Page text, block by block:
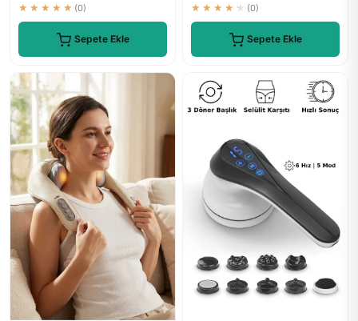
★★★★★ (0)
Sepete Ekle
★★★★★ (0)
Sepete Ekle